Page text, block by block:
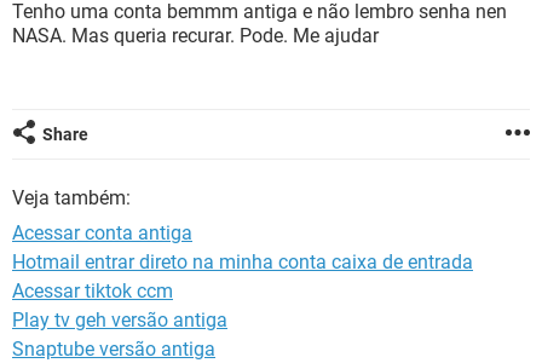
GUIA DE COMPRAS
INSTAGRAM GMAIL
CELULAR FACEBOOK
GUIA DE COMPRAS
Tenho uma conta bemmm antiga e não lembro senha nen
NASA. Mas queria recurar. Pode. Me ajudar
Share
Veja também:
Acessar conta antiga
Hotmail entrar direto na minha conta caixa de entrada
Acessar tiktok ccm
Play tv geh versão antiga
Snaptube versão antiga